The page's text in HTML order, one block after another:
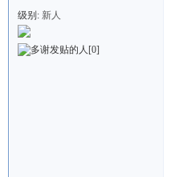
级别: 新人
[0]